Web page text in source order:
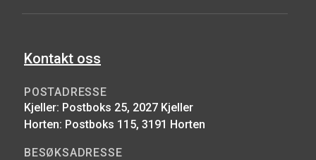
Kontakt oss
POSTADRESSE
Kjeller: Postboks 25, 2027 Kjeller
Horten: Postboks 115, 3191 Horten
BESØKSADRESSE